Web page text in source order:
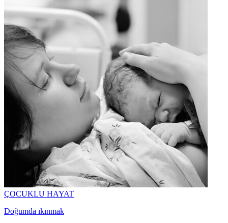
ÇOCUKLU HAYAT
Doğumda ıkınmak